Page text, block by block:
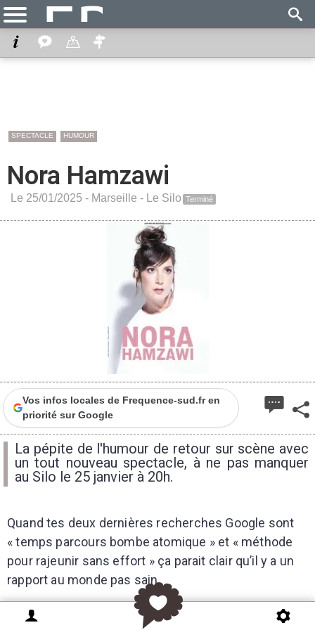
SPECTACLE HUMOUR
Nora Hamzawi
Le 25/01/2025 - Marseille - Le Silo Terminé
Vos infos locales de Frequence-sud.fr en
priorité sur Google
La pépite de l'humour de retour sur scène avec
un tout nouveau spectacle, à ne pas manquer
au Silo le 25 janvier à 20h.
Quand tes deux dernières recherches Google sont
« temps parcours bombe atomique » et « méthode
pour rajeunir sans effort » ça parait clair qu’il y a un
rapport au monde pas sain.
Nora Hamzawi revient sur scène au plus près de son